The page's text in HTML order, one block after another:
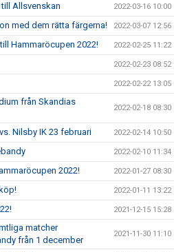
Allsvenskan 2022-03-16 10:00
med dem rätta färgerna! 2022-03-07 12:56
Hammaröcupen 2022! 2022-02-25 11:22
2022-02-23 08:52
2022-02-22 13:05
från Skandias
2022-02-18 08:30
Nilsby IK 23 februari 2022-02-14 10:50
2022-02-10 11:34
2022! 2022-01-27 08:30
2022-01-11 13:22
2021-12-15 15:28
matcher
från 1 december
2021-11-30 11:10